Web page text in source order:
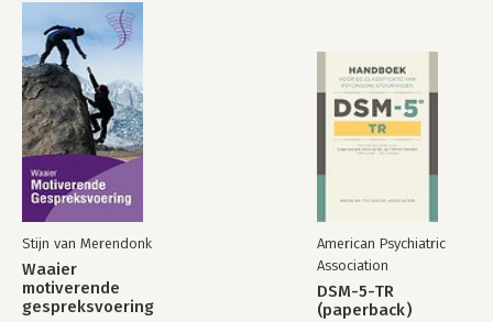
Vastgrijpen: praktische handvatten voor jouw interactie 119
Verandergedrag: gedrag waarmee je verandertaal stimuleert in
jullie interactie 124
Aan de slag 127
Jouw praktijktoolbox 131
Dankwoord 139
Eindnoten 141
Stijn van Merendonk
Waaier
motiverende
gespreksvoering
American Psychiatric
Association
DSM-5-TR
(paperback)